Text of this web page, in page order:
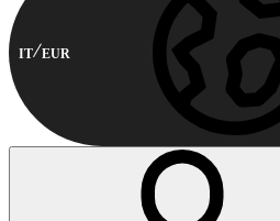
IT EUR